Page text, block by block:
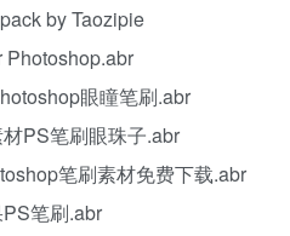
by Taozipie
Photoshop.abr
眼瞳笔刷.abr
PS笔刷眼珠子.abr
笔刷素材免费下载.abr
笔刷.abr